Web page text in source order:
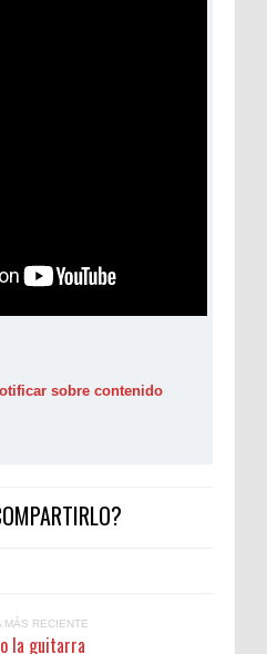
sobre contenido
MÁS RECIENTE
la guitarra